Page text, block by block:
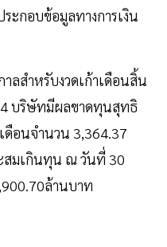
ะกอบข้อมูลทางการเงิน
าลสำหรับงวดเก้าเดือนสิ้น
บริษัทมีผลขาดทุนสุทธิ
ดือนจำนวน 3,364.37
มเกินทุน ณ วันที่ 30
ล้านบาท